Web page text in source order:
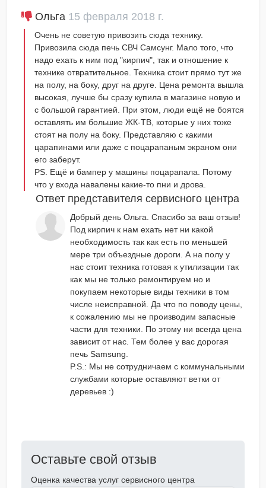
Ольга 15 февраля 2018 г.
Очень не советую привозить сюда технику.
Привозила сюда печь СВЧ Самсунг. Мало того, что
надо ехать к ним под "кирпич", так и отношение к
технике отвратительное. Техника стоит прямо тут же
на полу, на боку, друг на друге. Цена ремонта вышла
высокая, лучше бы сразу купила в магазине новую и
с большой гарантией. При этом, люди ещё не боятся
оставлять им большие ЖК-ТВ, которые у них тоже
стоят на полу на боку. Представляю с какими
царапинами или даже с поцарапаным экраном они
его заберут.
PS. Ещё и бампер у машины поцарапала. Потому
что у входа навалены какие-то пни и дрова.
Ответ представителя сервисного центра
Добрый день Ольга. Спасибо за ваш отзыв!
Под кирпич к нам ехать нет ни какой
необходимость так как есть по меньшей
мере три объездные дороги. А на полу у
нас стоит техника готовая к утилизации так
как мы не только ремонтируем но и
покупаем некоторые виды техники в том
числе неисправной. Да что по поводу цены,
к сожалению мы не производим запасные
части для техники. По этому ни всегда цена
зависит от нас. Тем более у вас дорогая
печь Samsung.
P.S.: Мы не сотрудничаем с коммунальными
службами которые оставляют ветки от
деревьев :)
Оставьте свой отзыв
Оценка качества услуг сервисного центра